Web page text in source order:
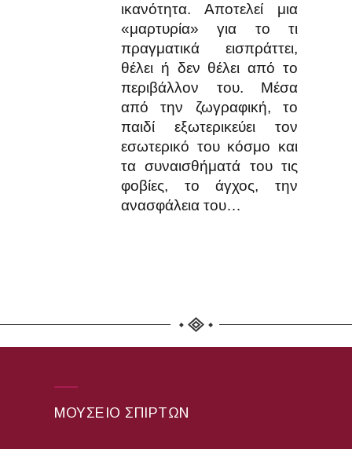
ικανότητα. Αποτελεί μια
«μαρτυρία» για το τι
πραγματικά εισπράττει,
θέλει ή δεν θέλει από το
περιβάλλον του. Μέσα
από την ζωγραφική, το
παιδί εξωτερικεύει τον
εσωτερικό του κόσμο και
τα συναισθήματά του τις
φοβίες, το άγχος, την
ανασφάλεια του…
ΜΟΥΣΕΊΟ ΣΠΊΡΤΩΝ